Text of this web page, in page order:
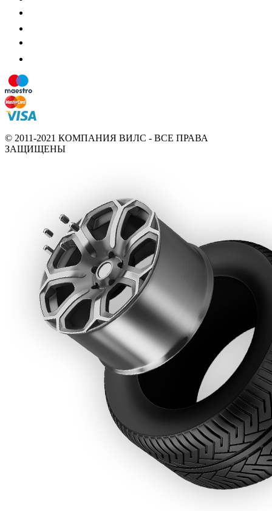
© 2011-2021 КОМПАНИЯ ВИЛС - ВСЕ ПРАВА
ЗАЩИЩЕНЫ